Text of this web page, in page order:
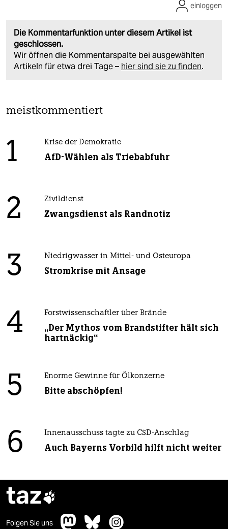
Die Kommentarfunktion unter diesem Artikel ist
geschlossen.
Wir öffnen die Kommentarspalte bei ausgewählten
Artikeln für etwa drei Tage – hier sind sie zu finden.
einloggen
meistkommentiert
1 Krise der Demokratie
AfD-Wählen als Triebabfuhr
2 Zivildienst
Zwangsdienst als Randnotiz
3 Niedrigwasser in Mittel- und Osteuropa
Stromkrise mit Ansage
4 Forstwissenschaftler über Brände
„Der Mythos vom Brandstifter hält sich
hartnäckig“
5 Enorme Gewinne für Ölkonzerne
Bitte abschöpfen!
6 Innenausschuss tagte zu CSD-Anschlag
Auch Bayerns Vorbild hilft nicht weiter
taz
Folgen Sie uns